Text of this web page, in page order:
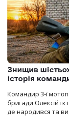
Знищив
історія
Командир 3-ї
бригади Олексій
де народився та